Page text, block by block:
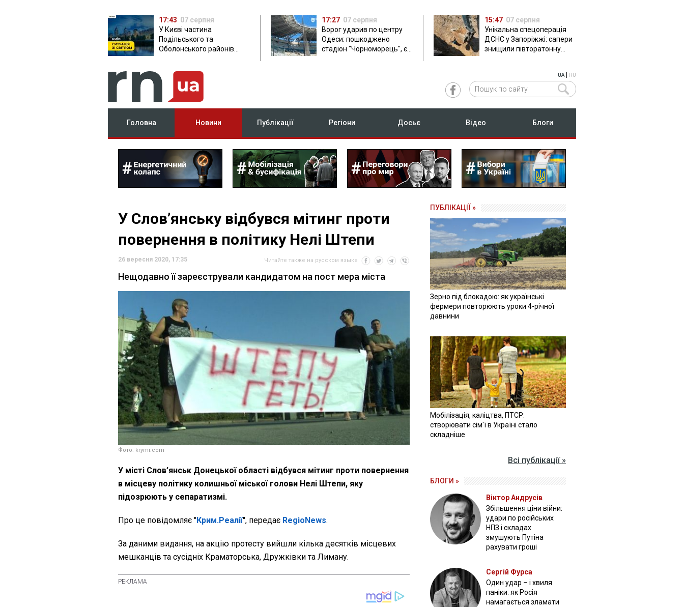
17:43 07 серпня
У Києві частина
Подільського та
Оболонського районів
17:27 07 серпня
Ворог ударив по центру
Одеси: пошкоджено
стадіон "Чорноморець", є
15:47 07 серпня
Унікальна спецоперація
ДСНС у Запоріжжі: сапери
знищили півторатонну
UA| RU
Головна Новини Публікації Регіони Досьє Відео Блоги
У Слов’янську відбувся мітинг проти
повернення в політику Нелі Штепи
26 вересня 2020, 17:35 Читайте также на русском языке
Нещодавно її зареєстрували кандидатом на пост мера міста
Фото: krymr.com
У місті Слов’янськ Донецької області відбувся мітинг проти повернення
в місцеву політику колишньої міської голови Нелі Штепи, яку
підозрюють у сепаратизмі.
Про це повідомляє "Крим.Реалії", передає RegioNews.
За даними видання, на акцію протесту вийшли кілька десятків місцевих
мешканців та сусідніх Краматорська, Дружківки та Лиману.
ПУБЛІКАЦІЇ »
Зерно під блокадою: як українські
фермери повторюють уроки 4-річної
давнини
Мобілізація, каліцтва, ПТСР:
створювати сім'ї в Україні стало
складніше
Всі публікації »
БЛОГИ »
Віктор Андрусів
Збільшення ціни війни:
удари по російських
НПЗ і складах
змушують Путіна
рахувати гроші
Сергій Фурса
Один удар – і хвиля
паніки: як Росія
намагається зламати